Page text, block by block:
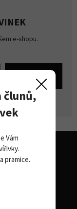
e-shopu.
člunů,
Vám
pramice.